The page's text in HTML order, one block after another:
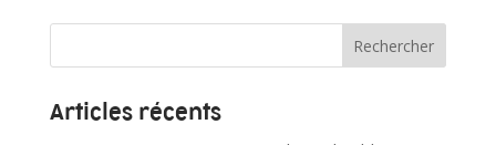
Articles récents